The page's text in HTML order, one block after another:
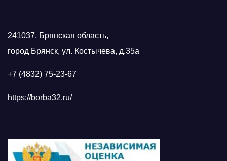
241037, Брянская область,
город Брянск, ул. Костычева, д.35а
+7 (4832) 75-23-67
https://borba32.ru/